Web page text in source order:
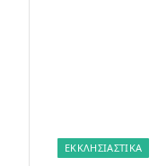
ΕΚΚΛΗΣΙΑΣΤΙΚΑ